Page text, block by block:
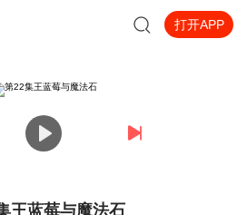
打开APP
王蓝莓与魔法石